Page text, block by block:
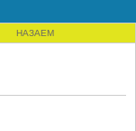
НАЗАЕМ